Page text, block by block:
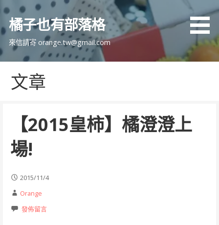
跳
主
內
橘子也有部落格
來信請寄 orange.tw@gmail.com
文章
【2015皇柿】橘澄澄上
場!
2015/11/4
Orange
發佈留言